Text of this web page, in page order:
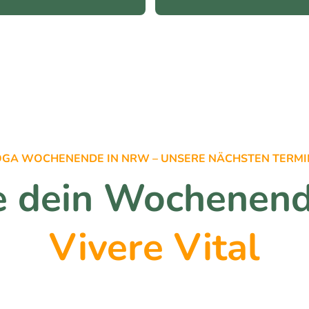
WOCHENENDE IN NRW – UNSERE NÄCHSTEN
dein
Vivere Vital